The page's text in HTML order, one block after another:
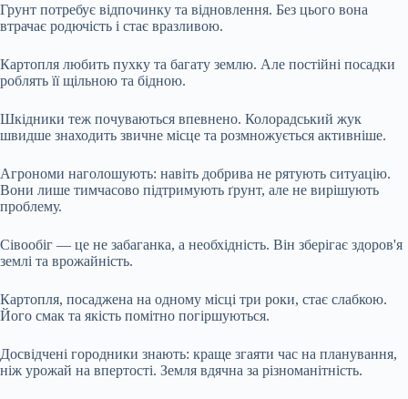
Грунт потребує відпочинку та відновлення. Без цього вона
втрачає родючість і стає вразливою.
Картопля любить пухку та багату землю. Але постійні посадки
роблять її щільною та бідною.
Шкідники теж почуваються впевнено. Колорадський жук
швидше знаходить звичне місце та розмножується активніше.
Агрономи наголошують: навіть добрива не рятують ситуацію.
Вони лише тимчасово підтримують ґрунт, але не вирішують
проблему.
Сівообіг — це не забаганка, а необхідність. Він зберігає здоров'я
землі та врожайність.
Картопля, посаджена на одному місці три роки, стає слабкою.
Його смак та якість помітно погіршуються.
Досвідчені городники знають: краще згаяти час на планування,
ніж урожай на впертості. Земля вдячна за різноманітність.